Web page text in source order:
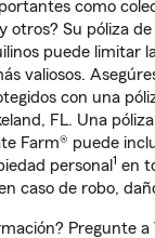
como
otros? Su póliza
puede limitar
valiosos.
con una
FL. Una
Farm® puede
personal 1 en
caso de robo,
Pregunte a